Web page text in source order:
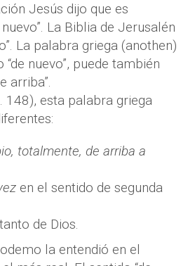
Jesús dijo que es
La Biblia de Jerusalén
La palabra griega (anothen)
nuevo”, puede también
arriba”.
148), esta palabra griega
totalmente, de arriba a
en el sentido de segunda
de Dios.
la entendió en el